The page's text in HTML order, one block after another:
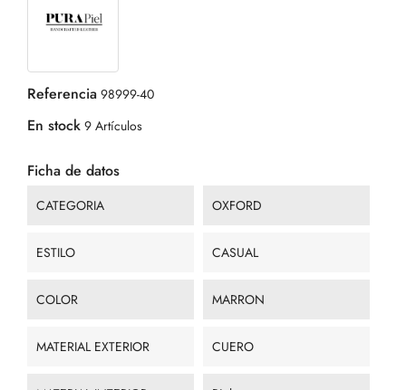
Referencia 98999-40
En stock 9 Artículos
Ficha de datos
CATEGORIA OXFORD
ESTILO CASUAL
COLOR MARRON
MATERIAL EXTERIOR CUERO